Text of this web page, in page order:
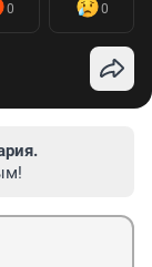
0 0